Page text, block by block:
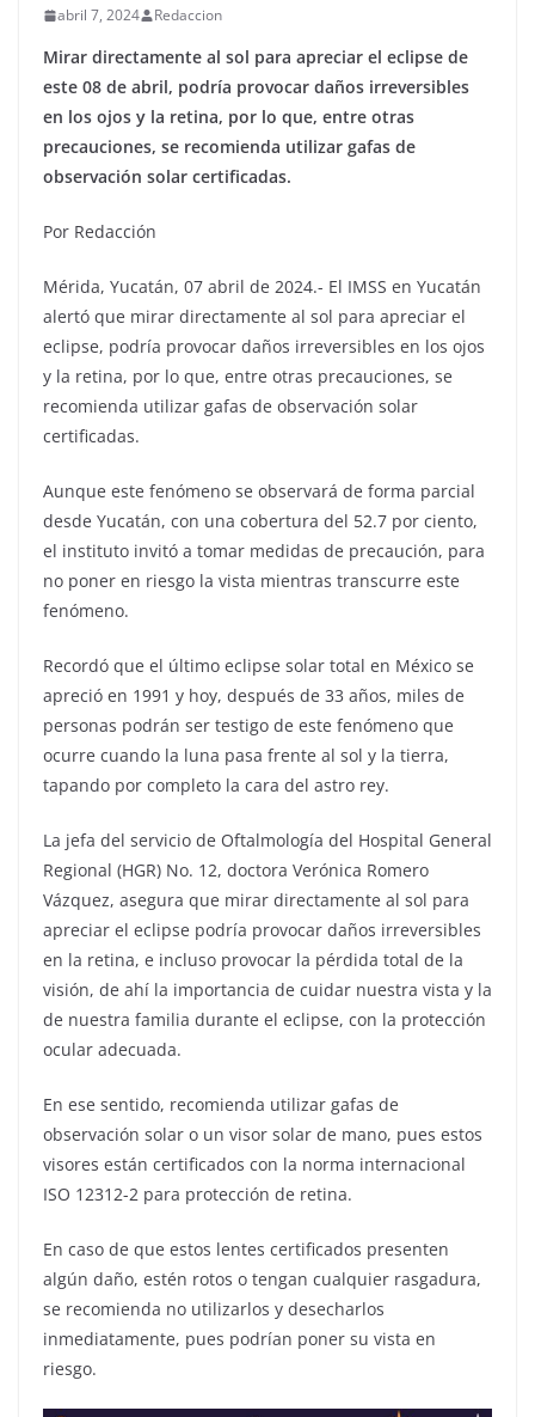
abril 7, 2024 Redaccion
Mirar directamente al sol para apreciar el eclipse de
este 08 de abril, podría provocar daños irreversibles
en los ojos y la retina, por lo que, entre otras
precauciones, se recomienda utilizar gafas de
observación solar certificadas.
Por Redacción
Mérida, Yucatán, 07 abril de 2024.- El IMSS en Yucatán
alertó que mirar directamente al sol para apreciar el
eclipse, podría provocar daños irreversibles en los ojos
y la retina, por lo que, entre otras precauciones, se
recomienda utilizar gafas de observación solar
certificadas.
Aunque este fenómeno se observará de forma parcial
desde Yucatán, con una cobertura del 52.7 por ciento,
el instituto invitó a tomar medidas de precaución, para
no poner en riesgo la vista mientras transcurre este
fenómeno.
Recordó que el último eclipse solar total en México se
apreció en 1991 y hoy, después de 33 años, miles de
personas podrán ser testigo de este fenómeno que
ocurre cuando la luna pasa frente al sol y la tierra,
tapando por completo la cara del astro rey.
La jefa del servicio de Oftalmología del Hospital General
Regional (HGR) No. 12, doctora Verónica Romero
Vázquez, asegura que mirar directamente al sol para
apreciar el eclipse podría provocar daños irreversibles
en la retina, e incluso provocar la pérdida total de la
visión, de ahí la importancia de cuidar nuestra vista y la
de nuestra familia durante el eclipse, con la protección
ocular adecuada.
En ese sentido, recomienda utilizar gafas de
observación solar o un visor solar de mano, pues estos
visores están certificados con la norma internacional
ISO 12312-2 para protección de retina.
En caso de que estos lentes certificados presenten
algún daño, estén rotos o tengan cualquier rasgadura,
se recomienda no utilizarlos y desecharlos
inmediatamente, pues podrían poner su vista en
riesgo.